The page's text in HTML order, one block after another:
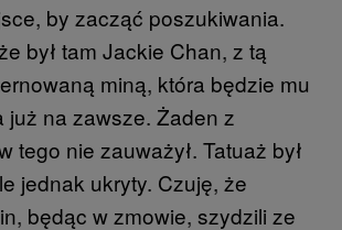
by zacząć poszukiwania.
był tam Jackie Chan, z tą
miną, która będzie mu
już na zawsze. Żaden z
tego nie zauważył. Tatuaż był
jednak ukryty. Czuję, że
będąc w zmowie, szydzili ze